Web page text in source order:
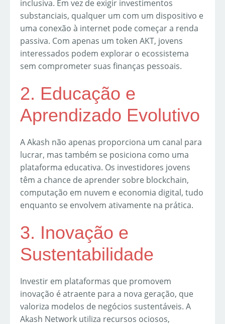
inclusiva. Em vez de exigir investimentos
substanciais, qualquer um com um dispositivo e
uma conexão à internet pode começar a renda
passiva. Com apenas um token AKT, jovens
interessados podem explorar o ecossistema
sem comprometer suas finanças pessoais.
2. Educação e
Aprendizado Evolutivo
A Akash não apenas proporciona um canal para
lucrar, mas também se posiciona como uma
plataforma educativa. Os investidores jovens
têm a chance de aprender sobre blockchain,
computação em nuvem e economia digital, tudo
enquanto se envolvem ativamente na prática.
3. Inovação e
Sustentabilidade
Investir em plataformas que promovem
inovação é atraente para a nova geração, que
valoriza modelos de negócios sustentáveis. A
Akash Network utiliza recursos ociosos,